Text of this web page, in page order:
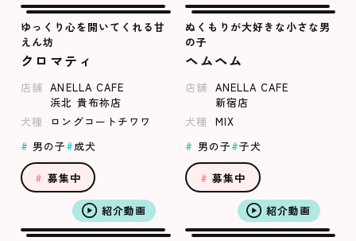
ゆっくり心を開いてくれる甘
えん坊
クロマティ
店舗 ANELLA CAFE
浜北 貴布祢店
犬種
ロングコートチワワ
男の子
成犬
募集中
ぬくもりが大好きな小さな男
の子
ヘムヘム
店舗 ANELLA CAFE
新宿店
犬種
MIX
男の子
子犬
募集中
紹介動画 紹介動画